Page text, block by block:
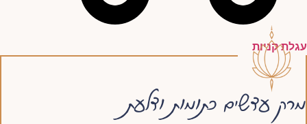
עגלת קניות
מרק עדשים כתומות ודלעת